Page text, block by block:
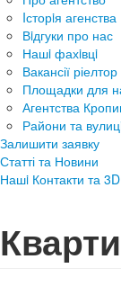
Iсторiя агенства
Вiдгуки про нас
Нашi фахiвцi
Вакансії ріелтор
Площадки для
Агентства
Райони та
Залишити заявку
Статті та Новини
Нашi Контакти та